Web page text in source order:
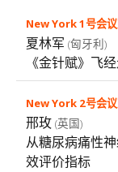
夏林军 (匈牙利)
《金针赋》飞
邢玫 (英国)
从糖尿病痛性
效评价指标